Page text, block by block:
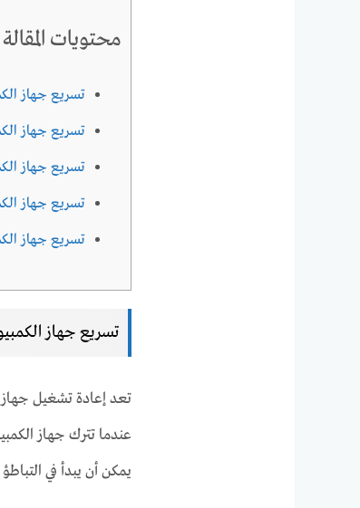
محتويات المقالة
تسريع جهاز
تسريع جهاز
تسريع جهاز
تسريع جهاز
تسريع جهاز
تسريع جهاز
تعد إعادة تشغيل جهاز
عندما تترك جهاز
يمكن أن يبدأ في